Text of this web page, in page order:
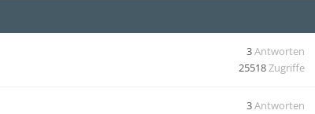
3Antworten
25518Zugriffe
3Antworten